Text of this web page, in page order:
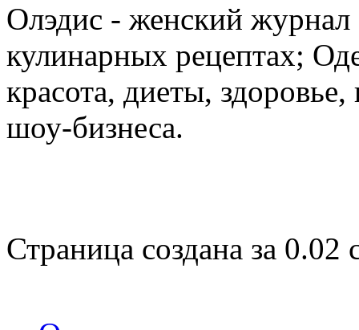
Олэдис - женский журнал
кулинарных рецептах;
красота, диеты,
шоу-бизнеса.
Страница создана за 0.02